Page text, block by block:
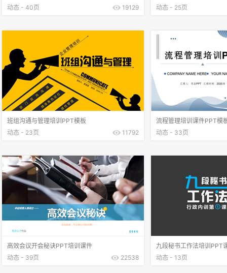
动态 - 40页
19129
动态 - 25页
班组沟通与管理培训PPT模板
动态 - 23页
11792
流程管理培训课件PPT模
动态 - 33页
高效会议开会秘诀PPT培训课件
动态 - 39页
22538
九段秘书工作法培训PPT
动态 - 13页